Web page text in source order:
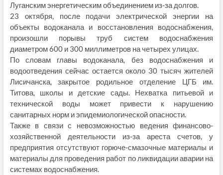
Луганским энергетическим объединением из-за долгов.
23 октября, после подачи электрической энергии на
объекты водоканала и восстановления водоснабжения,
произошли порывы труб систем водоснабжения
диаметром 600 и 300 миллиметров на четырех улицах.
По словам главы водоканала, без водоснабжения и
водоотведения сейчас остается около 30 тысяч жителей
Лисичанска, закрытое родильное отделение ЦГБ им.
Титова, школы и детские сады. Нехватка питьевой и
технической воды может привести к нарушению
санитарных норм и эпидемиологической опасности.
Также в связи с невозможностью ведения финансово-
хозяйственной деятельности из-за ареста счетов, у
предприятия отсутствуют горюче-смазочные материалы и
материалы для проведения работ по ликвидации аварии на
системах водоснабжения.